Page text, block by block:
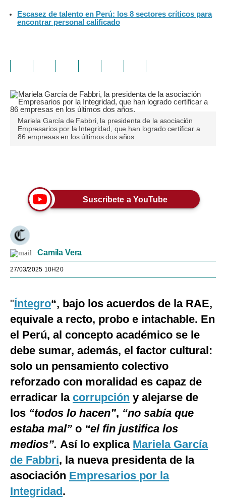
Escasez de talento en Perú: los 8 sectores críticos para
encontrar personal calificado
Mariela García de Fabbri, la presidenta de la asociación
Empresarios por la Integridad, que han logrado certificar a
86 empresas en los últimos dos años.
Suscríbete a YouTube
Camila Vera
27/03/2025 10H20
"Íntegro“, bajo los acuerdos de la RAE,
equivale a recto, probo e intachable. En
el Perú, al concepto académico se le
debe sumar, además, el factor cultural:
solo un pensamiento colectivo
reforzado con moralidad es capaz de
erradicar la corrupción y alejarse de
los “todos lo hacen”, “no sabía que
estaba mal” o “el fin justifica los
medios”. Así lo explica Mariela García
de Fabbri, la nueva presidenta de la
asociación Empresarios por la
Integridad.